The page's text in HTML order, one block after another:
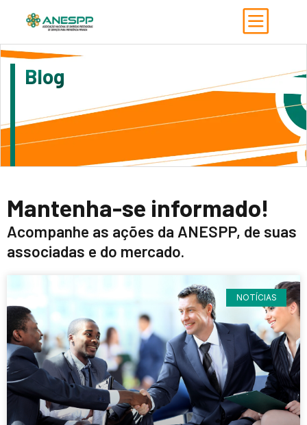
Blog
Mantenha-se informado!
Acompanhe as ações da ANESPP, de suas
associadas e do mercado.
NOTÍCIAS